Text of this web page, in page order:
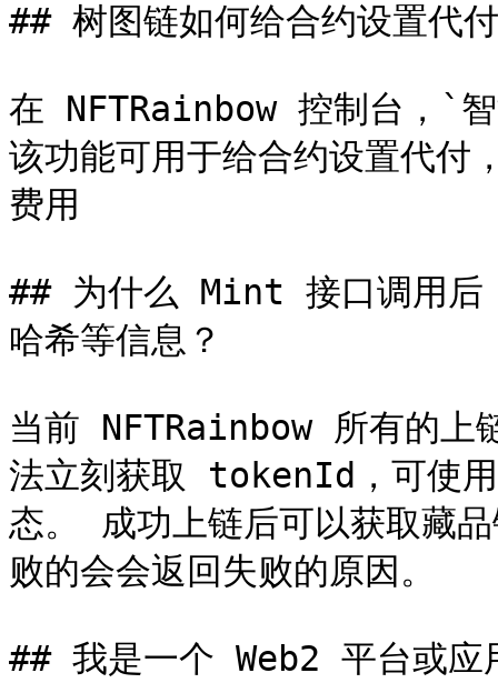
## 树图链如何给合约设置代
在 NFTRainbow 控制台，`
该功能可用于给合约设置代付
费用
## 为什么 Mint 接口调用后
哈希等信息？
当前 NFTRainbow 所有的上
法立刻获取 tokenId，可使
态。 成功上链后可以获取藏
败的会会返回失败的原因。
## 我是一个 Web2 平台或应